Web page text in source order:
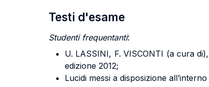
Testi d'esame
Studenti frequentanti:
U. LASSINI, F. VISCONTI (a cura di),
edizione 2012;
Lucidi messi a disposizione